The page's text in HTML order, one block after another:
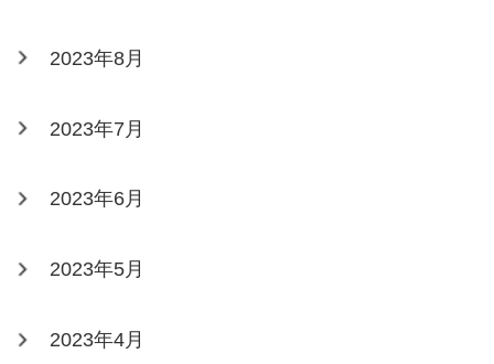
2023年8月
2023年7月
2023年6月
2023年5月
2023年4月